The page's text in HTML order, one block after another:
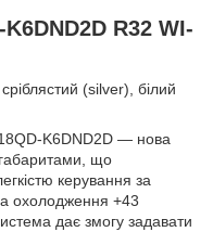
R32 WI-
(silver), білий
K6DND2D — нова
що
керування за
охолодження +43
дає змогу задавати